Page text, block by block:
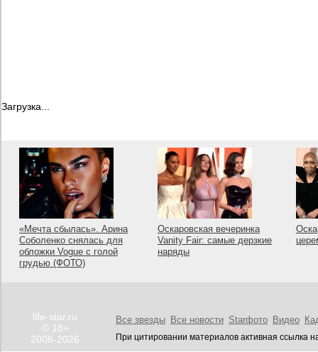
Загрузка...
«Мечта сбылась». Арина
Соболенко снялась для
обложки Vogue с голой
грудью (ФОТО)
Оскаровская вечеринка
Vanity Fair: самые дерзкие
наряды
life-star.ru
© 18+
2008-2026
Все звезды Все новости Starфото Видео
При цитировании материалов активная ссылка